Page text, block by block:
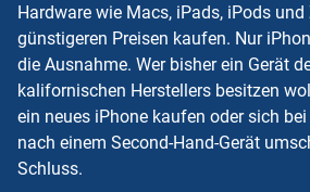
Hardware wie Macs, iPads, iPods und
günstigeren Preisen kaufen. Nur
die Ausnahme. Wer bisher ein Gerät
kalifornischen Herstellers besitzen
ein neues iPhone kaufen oder sich
nach einem Second-Hand-Gerät
Schluss.